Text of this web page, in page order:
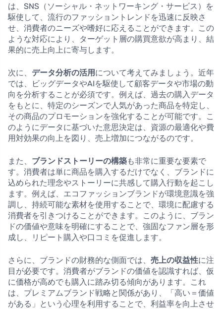
は、SNS（ソーシャル・ネットワーキング・サービス）を
駆使して、流行のファッショントレンドを迅速に反映さ
せ、消費者のニーズや嗜好に応えることができます。この
ような対応により、ターゲット層の購買意欲が高まり、結
果的に売上向上に寄与します。
次に、 データ分析の活用 について考えてみましょう。近年
では、ビッグデータやAIを駆使して顧客データや市場の動
向を分析することが必須です。例えば、過去の購入データ
をもとに、特定のシーズンで人気があった商品を特定し、
その商品のプロモーションを強化することが可能です。こ
のようにデータに基づいた意思決定は、資源の最適化や費
用対効果の向上を図り、売上増加につながるのです。
また、 ブランドストーリーの構築も非常に重要な要素で
す。消費者は単に商品を購入するだけでなく、ブランドに
込められた理念やストーリーに共感して購入行動を起こし
ます。例えば、エコファッションブランドが環境意識を強
調し、持続可能な素材を使用することで、環境に配慮する
消費者を引きつけることができます。このように、ブラン
ドの価値や意味を明確にすることで、強固なファン層を形
成し、リピート購入や口コミを促進します。
さらに、ブランドの財務的な側面では、 売上の収益性に注
目が必要です。消費者がブランドの価値を認識すれば、仮
に価格が高めでも購入に踏み切る傾向があります。これ
は、プレミアムブランド戦略と関係があり、「高い＝価値
がある」という心理を利用することで、利益率を向上させ